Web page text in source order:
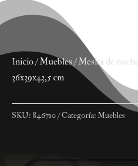
Inicio/Muebles / Mesita de
36x39x43,5 cm
SKU: 846710 Categoría:Muebles